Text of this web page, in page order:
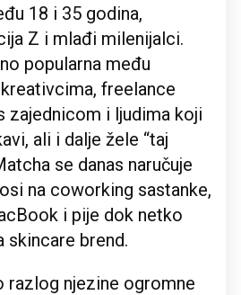
18 i 35 godina,
Z i mlađi milenijalci.
popularna među
freelance
zajednicom i ljudima koji
ali i dalje žele “taj
se danas naručuje
na coworking sastanke,
i pije dok netko
skincare brend.
razlog njezine ogromne